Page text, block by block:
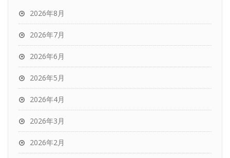
2026年8月
2026年7月
2026年6月
2026年5月
2026年4月
2026年3月
2026年2月